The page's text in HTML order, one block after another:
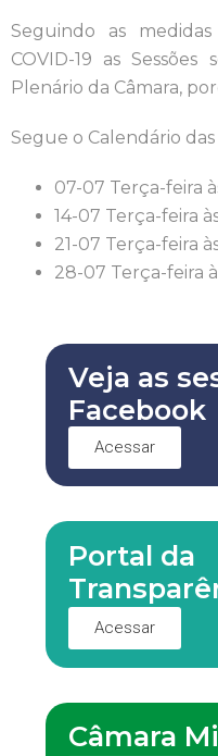
Seguindo as
COVID-19 as
Plenário da Câmara,
Segue o Calendário das
07-07 Terça-feira
14-07 Terça-feira
21-07 Terça-feira
28-07 Terça-feira
Veja as
Facebook
Acessar
Portal da
Acessar
Câmara